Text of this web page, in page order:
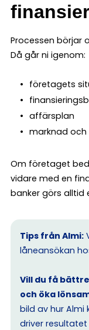
Processen börjar
Då går ni igenom:
företagets
affärsplan
marknad
Om företaget
vidare med en
banker görs alltid
Tips från Almi:
låneansökan
Vill du få
och öka
bild av hur
driver